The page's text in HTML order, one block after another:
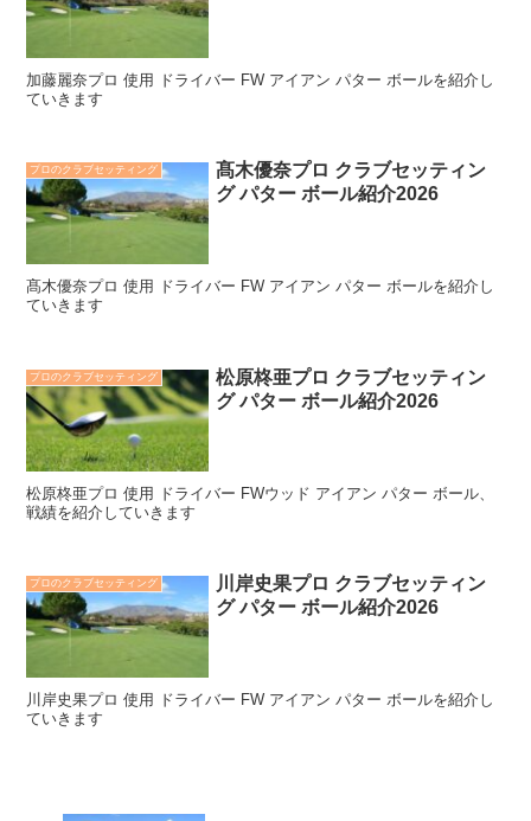
加藤麗奈プロ 使用 ドライバー FW アイアン パター ボールを紹介し
ていきます
プロのクラブセッティング
髙木優奈プロ クラブセッティン
グ パター ボール紹介2026
髙木優奈プロ 使用 ドライバー FW アイアン パター ボールを紹介し
ていきます
プロのクラブセッティング
松原柊亜プロ クラブセッティン
グ パター ボール紹介2026
松原柊亜プロ 使用 ドライバー FWウッド アイアン パター ボール、
戦績を紹介していきます
プロのクラブセッティング
川岸史果プロ クラブセッティン
グ パター ボール紹介2026
川岸史果プロ 使用 ドライバー FW アイアン パター ボールを紹介し
ていきます